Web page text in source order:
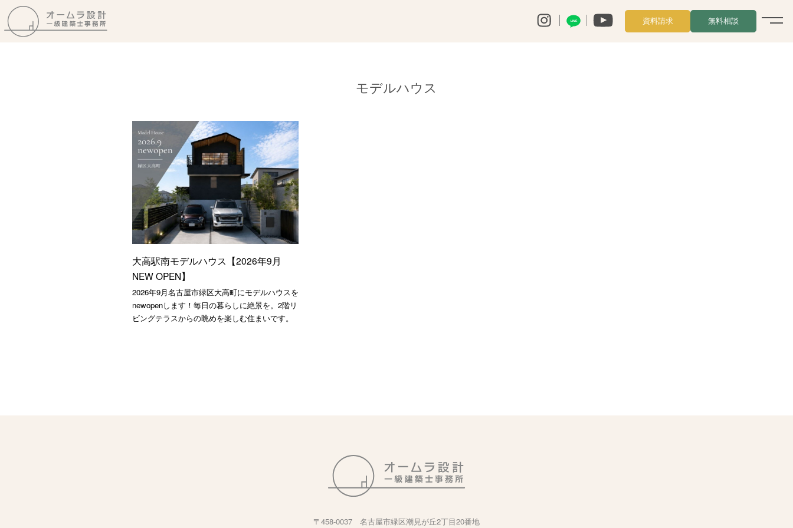
LINE 資料請求 無料相談
モデルハウス
大高駅南モデルハウス【2026年9月
NEW OPEN】
2026年9月名古屋市緑区大高町にモデルハウスを
newopenします！毎日の暮らしに絶景を。2階リ
ビングテラスからの眺めを楽しむ住まいです。
〒458-0037 名古屋市緑区潮見が丘2丁目20番地